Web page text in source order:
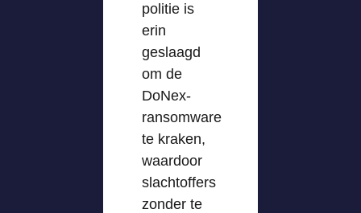
politie is
erin
geslaagd
om de
DoNex-
ransomware
te kraken,
waardoor
slachtoffers
zonder te